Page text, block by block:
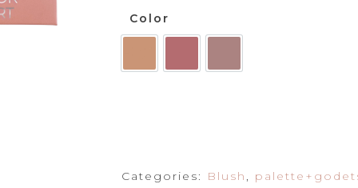
Color
Categories: Blush ,